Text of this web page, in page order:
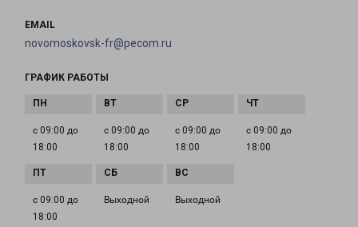
EMAIL
novomoskovsk-fr@pecom.ru
ГРАФИК РАБОТЫ
с 09:00 до
18:00
с 09:00 до
18:00
с 09:00 до
18:00
с 09:00 до
18:00
с 09:00 до
18:00
Выходной Выходной